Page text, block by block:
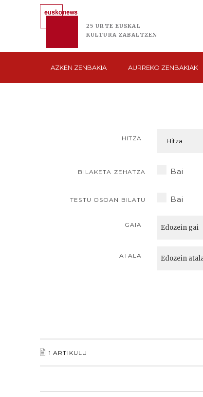
25 URTE EUSKAL
KULTURA ZABALTZEN
AZKEN ZENBAKIA AURREKO ZENBAKIAK
HITZA
BILAKETA ZEHATZA Bai
TESTU OSOAN BILATU Bai
GAIA
ATALA
1 ARTIKULU